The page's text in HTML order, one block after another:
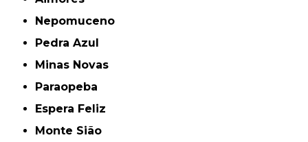
Nepomuceno
Pedra Azul
Minas Novas
Paraopeba
Espera Feliz
Monte Sião